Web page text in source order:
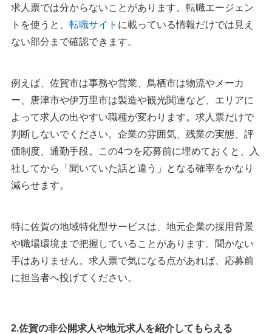
求人票では分からないことがあります。転職エージェン
トを使うと、 転職サイト に載っている情報だけでは見え
ない部分まで確認できます。
例えば、佐賀市は事務や営業、鳥栖市は物流やメーカ
ー、唐津市や伊万里市は製造や観光関連など、エリアに
よって求人の出やすい職種が変わります。求人票だけで
判断しないでください。企業の雰囲気、残業の実態、評
価制度、通勤手段。この4つを応募前に埋めておくと、入
社してから「聞いていた話と違う」となる確率をかなり
減らせます。
特に佐賀の地域特化型サービスは、地元企業の採用背景
や職場環境まで把握していることがあります。聞かない
手はありません。求人票で気になる点があれば、応募前
に担当者へ投げてください。
2.佐賀の非公開求人や地元求人を紹介してもらえる